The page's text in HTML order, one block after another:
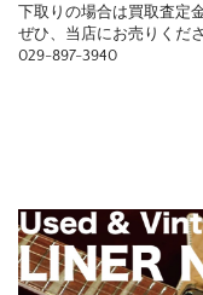
下取りの場合は買取査定
ぜひ、当店にお売りくださ
029-897-3940